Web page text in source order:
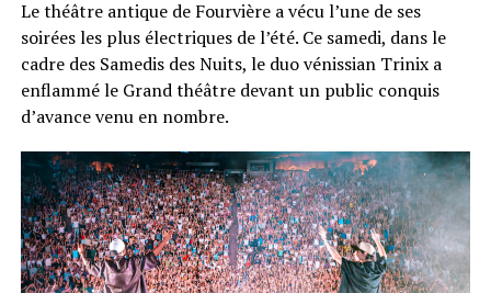
même le premier riff
Avant de parler musique, impossible de ne pas s’arrêter
sur l’atmosphère qui règne sur le site. Guitare en Scène,
c’est aussi tout un village annexe qui vaut le détour : de
quoi se restaurer et se désaltérer un peu partout mais
aussi une vraie offre de stands qui sort de l’ordinaire
avec des luthiers, des enseignes de vêtements et même
des disquaires proposant des vinyles.
Sur la Scène Quartier Libre, le duo Quintana Dead Blues
Le théâtre antique de Fourvière a vécu l’une de ses
soirées les plus électriques de l’été. Ce samedi, dans le
cadre des Samedis des Nuits, le duo vénissian Trinix a
enflammé le Grand théâtre devant un public conquis
d’avance venu en nombre.